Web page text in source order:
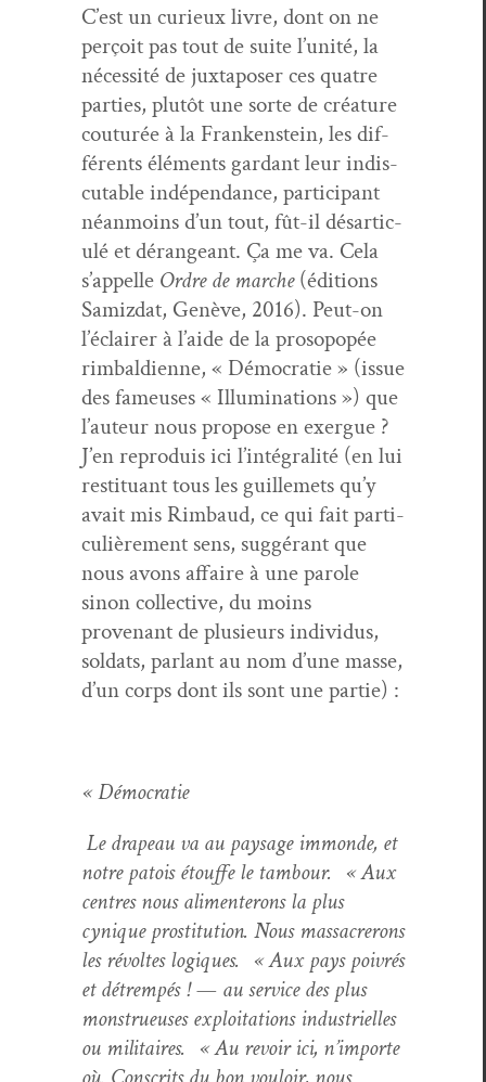
C’est un curieux livre, dont on ne
perçoit pas tout de suite l’u­nité, la
néces­sité de jux­ta­pos­er ces qua­tre
par­ties, plutôt une sorte de créa­ture
couturée à la Franken­stein, les dif­
férents élé­ments gar­dant leur indis­
cutable indépen­dance, par­tic­i­pant
néan­moins d’un tout, fût-il désar­tic­
ulé et dérangeant. Ça me va. Cela
s’ap­pelle Ordre de marche(édi­tions
Samiz­dat, Genève, 2016). Peut-on
l’é­clair­er à l’aide de la prosopopée
rim­bal­di­enne, « Démoc­ra­tie » (issue
des fameuses « Illu­mi­na­tions ») que
l’au­teur nous pro­pose en exer­gue ?
J’en repro­duis ici l’in­té­gral­ité (en lui
resti­tu­ant tous les guillemets qu’y
avait mis Rim­baud, ce qui fait par­ti­
c­ulière­ment sens, sug­gérant que
nous avons affaire à une parole
sinon col­lec­tive, du moins
provenant de plusieurs indi­vidus,
sol­dats, par­lant au nom d’une masse,
d’un corps dont ils sont une partie) :
« Démoc­ra­tie
Le dra­peau va au paysage immonde, et
notre patois étouffe le tam­bour. « Aux
cen­tres nous ali­menterons la plus
cynique pros­ti­tu­tion. Nous mas­sacrerons
les révoltes logiques. « Aux pays poivrés
et détrem­pés ! — au ser­vice des plus
mon­strueuses exploita­tions indus­trielles
ou mil­i­taires. « Au revoir ici, n’im­porte